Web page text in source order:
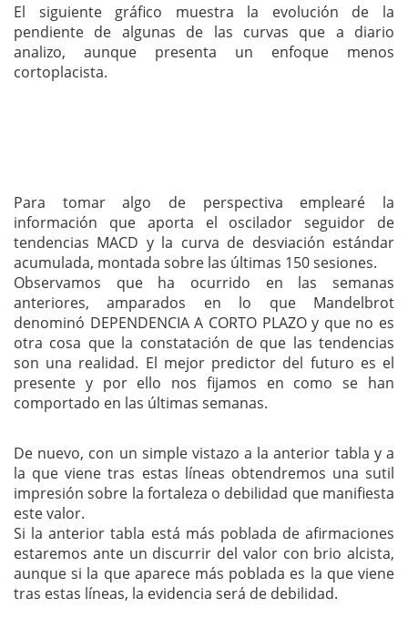
El siguiente gráfico muestra la evolución de la
pendiente de algunas de las curvas que a diario
analizo, aunque presenta un enfoque menos
cortoplacista.
Para tomar algo de perspectiva emplearé la
información que aporta el oscilador seguidor de
tendencias MACD y la curva de desviación estándar
acumulada, montada sobre las últimas 150 sesiones.
Observamos que ha ocurrido en las semanas
anteriores, amparados en lo que Mandelbrot
denominó DEPENDENCIA A CORTO PLAZO y que no es
otra cosa que la constatación de que las tendencias
son una realidad. El mejor predictor del futuro es el
presente y por ello nos fijamos en como se han
comportado en las últimas semanas.
De nuevo, con un simple vistazo a la anterior tabla y a
la que viene tras estas líneas obtendremos una sutil
impresión sobre la fortaleza o debilidad que manifiesta
este valor.
Si la anterior tabla está más poblada de afirmaciones
estaremos ante un discurrir del valor con brio alcista,
aunque si la que aparece más poblada es la que viene
tras estas líneas, la evidencia será de debilidad.